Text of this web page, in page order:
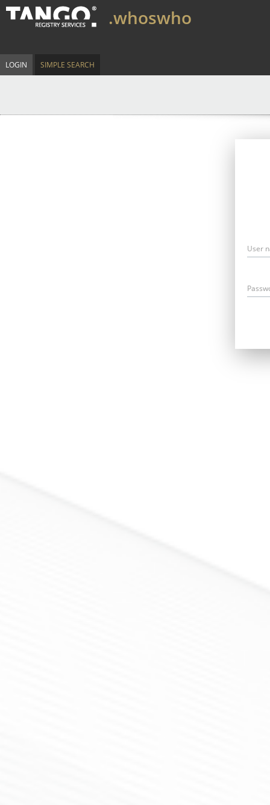
.whoswho
LOGIN SIMPLE SEARCH
User